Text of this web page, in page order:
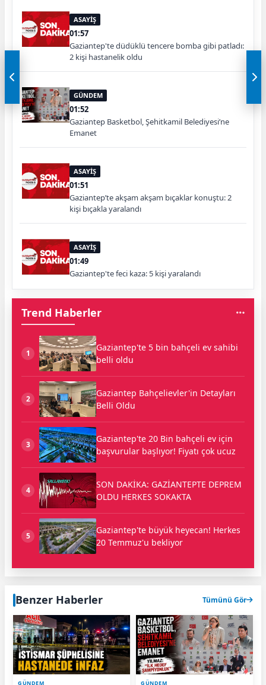
ASAYİŞ
01:57
Gaziantep'te düdüklü tencere bomba gibi patladı:
2 kişi hastanelik oldu
GÜNDEM
01:52
Gaziantep Basketbol, Şehitkamil Belediyesi’ne
Emanet
ASAYİŞ
01:51
Gaziantep’te akşam akşam bıçaklar konuştu: 2
kişi bıçakla yaralandı
ASAYİŞ
01:49
Gaziantep'te feci kaza: 5 kişi yaralandı
Trend Haberler
1
Gaziantep'te 5 bin bahçeli ev sahibi
belli oldu
2
Gaziantep Bahçelievler'in Detayları
Belli Oldu
3
Gaziantep'te 20 Bin bahçeli ev için
başvurular başlıyor! Fiyatı çok ucuz
4
SON DAKİKA: GAZİANTEPTE DEPREM
OLDU HERKES SOKAKTA
5
Gaziantep'te büyük heyecan! Herkes
20 Temmuz'u bekliyor
Benzer Haberler Tümünü Gör
GÜNDEM GÜNDEM